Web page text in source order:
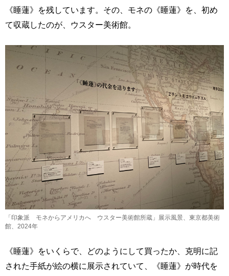
《睡蓮》を残しています。その、モネの《睡蓮》を、初め
て収蔵したのが、ウスター美術館。
「印象派 モネからアメリカへ ウスター美術館所蔵」展示風景、東京都美術
館、2024年
《睡蓮》をいくらで、どのようにして買ったか、克明に記
された手紙が絵の横に展示されていて、《睡蓮》が時代を